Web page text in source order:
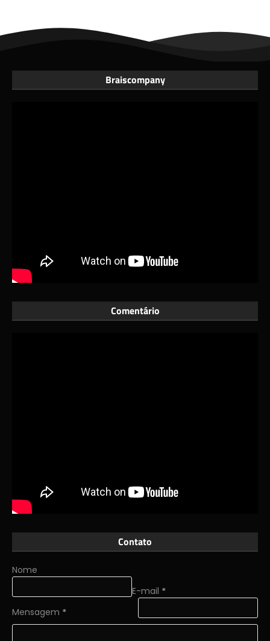
Braiscompany
Comentário
Contato
Nome
E-mail *
Mensagem *